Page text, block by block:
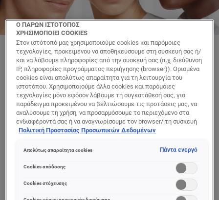
Πώς λειαίνονται οι
λεπτές γραμμές κάτω
από τα μάτια;
ΔΙΑΒΑΣΕ ΤΟ ΑΡΘΡΟ
ΠΙΟ ΠΡΟΣΦΑΤΑ ΠΙΟ ΔΗΜΟΦΙΛΗ
Ο ΠΑΡΩΝ ΙΣΤΟΤΟΠΟΣ
ΧΡΗΣΙΜΟΠΟΙΕΙ COOKIES
Στον ιστότοπό μας χρησιμοποιούμε cookies και παρόμοιες
τεχνολογίες, προκειμένου να αποθηκεύσουμε στη συσκευή σας ή/
και να λάβουμε πληροφορίες από την συσκευή σας (π.χ. διεύθυνση
IP, πληροφορίες προγράμματος περιήγησης (browser)). Ορισμένα
cookies είναι απολύτως απαραίτητα για τη λειτουργία του
ιστοτόπου. Χρησιμοποιούμε άλλα cookies και παρόμοιες
τεχνολογίες μόνο εφόσον λάβουμε τη συγκατάθεσή σας, για
παράδειγμα προκειμένου να βελτιώσουμε τις προτάσεις μας, να
αναλύσουμε τη χρήση, να προσαρμόσουμε το περιεχόμενο στα
ενδιαφέροντά σας ή να αναγνωρίσουμε τον browser/ τη συσκευή
σας για τη δημιουργία προφίλ με τα ενδιαφέροντά σας και να σας
διαδικτυακές προτάσεις. Μπορείτε να αποδεχθείτε cookies τα
(«Απόρριψη όλων») ή να ρυθμίσετε και να αποθηκεύσετε τις
επιλογές σας («Αποθήκευση επιλογών»). Μπορείτε επίσης, ανά
πάσα στιγμή, να ελέγξετε και να ρυθμίσετε εκ νέου τις επιλογές
Πολιτική Προστασίας Προσωπικών Δεδομένων
Απολύτως απαραίτητα cookies Πάντα ενεργό
Cookies απόδοσης
Cookies στόχευσης